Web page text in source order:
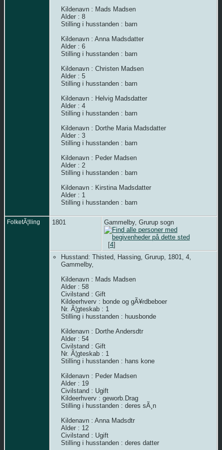
Kildenavn : Mads Madsen
Alder : 8
Stilling i husstanden : barn
Kildenavn : Anna Madsdatter
Alder : 6
Stilling i husstanden : barn
Kildenavn : Christen Madsen
Alder : 5
Stilling i husstanden : barn
Kildenavn : Helvig Madsdatter
Alder : 4
Stilling i husstanden : barn
Kildenavn : Dorthe Maria Madsdatter
Alder : 3
Stilling i husstanden : barn
Kildenavn : Peder Madsen
Alder : 2
Stilling i husstanden : barn
Kildenavn : Kirstina Madsdatter
Alder : 1
Stilling i husstanden : barn
FolketÃ¦lling 1801 Gammelby, Grurup sogn
[4]
Husstand: Thisted, Hassing, Grurup, 1801, 4,
Gammelby,
Kildenavn : Mads Madsen
Alder : 58
Civilstand : Gift
Kildeerhverv : bonde og gÃ¥rdbeboer
Nr. Ã¦gteskab : 1
Stilling i husstanden : huusbonde
Kildenavn : Dorthe Andersdtr
Alder : 54
Civilstand : Gift
Nr. Ã¦gteskab : 1
Stilling i husstanden : hans kone
Kildenavn : Peder Madsen
Alder : 19
Civilstand : Ugift
Kildeerhverv : geworb.Drag
Stilling i husstanden : deres sÃ¸n
Kildenavn : Anna Madsdtr
Alder : 12
Civilstand : Ugift
Stilling i husstanden : deres datter